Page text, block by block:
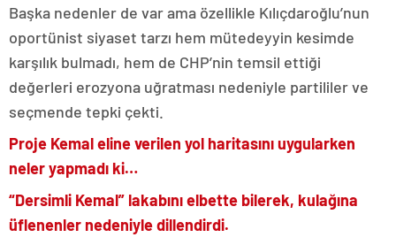
Başka nedenler de var ama özellikle Kılıçdaroğlu’nun
oportünist siyaset tarzı hem mütedeyyin kesimde
karşılık bulmadı, hem de CHP’nin temsil ettiği
değerleri erozyona uğratması nedeniyle partililer ve
seçmende tepki çekti.
Proje Kemal eline verilen yol haritasını uygularken
neler yapmadı ki…
“Dersimli Kemal” lakabını elbette bilerek, kulağına
üflenenler nedeniyle dillendirdi.